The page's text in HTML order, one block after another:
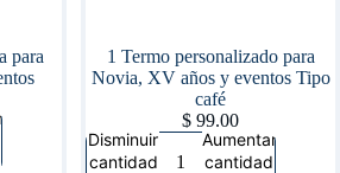
para
1 Termo personalizado para
Novia, XV años y eventos Tipo
café
$ 99.00
Disminuir
cantidad
Aumentar
cantidad